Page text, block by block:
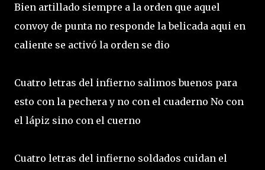
Bien artillado siempre a la orden que aquel
convoy de punta no responde la belicada aqui en
caliente se activó la orden se dio
Cuatro letras del infierno salimos buenos para
esto con la pechera y no con el cuaderno No con
el lápiz sino con el cuerno
Cuatro letras del infierno soldados cuidan el